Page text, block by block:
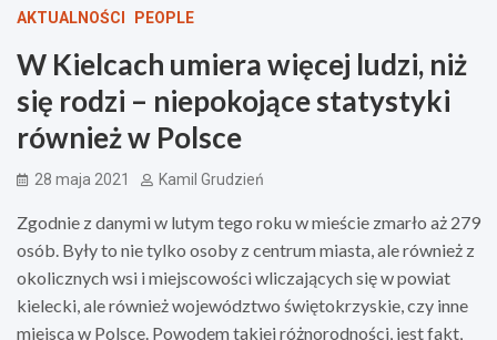
AKTUALNOŚCI PEOPLE
W Kielcach umiera więcej ludzi, niż
się rodzi – niepokojące statystyki
również w Polsce
28 maja 2021 Kamil Grudzień
Zgodnie z danymi w lutym tego roku w mieście zmarło aż 279
osób. Były to nie tylko osoby z centrum miasta, ale również z
okolicznych wsi i miejscowości wliczających się w powiat
kielecki, ale również województwo świętokrzyskie, czy inne
miejsca w Polsce. Powodem takiej różnorodności, jest fakt,